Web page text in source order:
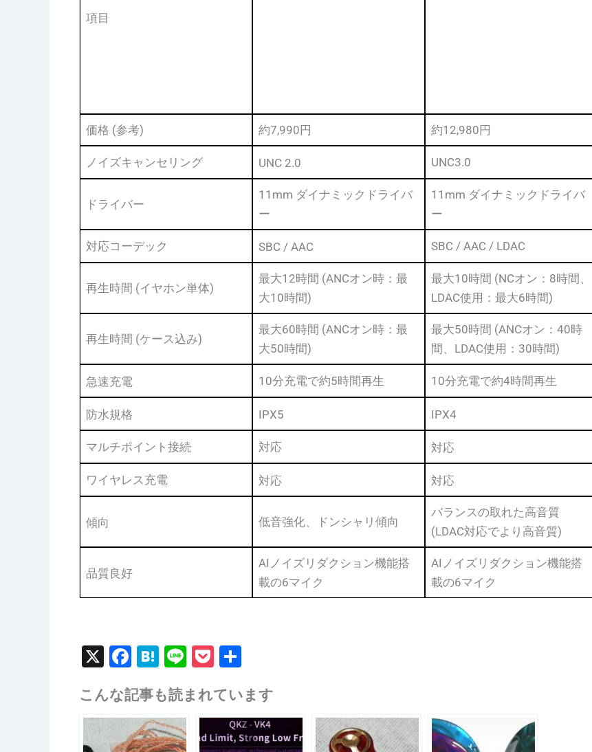
項目
価格 (参考) 約7,990円 約12,980円
ノイズキャンセリング UNC 2.0 UNC3.0
ドライバー
11mm ダイナミックドライバ
ー
11mm ダイナミックドライバ
ー
対応コーデック SBC / AAC SBC / AAC / LDAC
再生時間 (イヤホン単体)
最大12時間 (ANCオン時：最
大10時間)
最大10時間 (NCオン：8時間、
LDAC使用：最大6時間)
再生時間 (ケース込み)
最大60時間 (ANCオン時：最
大50時間)
最大50時間 (ANCオン：40時
間、LDAC使用：30時間)
急速充電 10分充電で約5時間再生 10分充電で約4時間再生
防水規格 IPX5 IPX4
マルチポイント接続 対応 対応
ワイヤレス充電 対応 対応
傾向 低音強化、ドンシャリ傾向
バランスの取れた高音質
(LDAC対応でより高音質)
品質良好
AIノイズリダクション機能搭
載の6マイク
AIノイズリダクション機能搭
載の6マイク
X F
c
e
b
H
e
n
a
Li
e
P
c
k
et
共
こんな記事も読まれています